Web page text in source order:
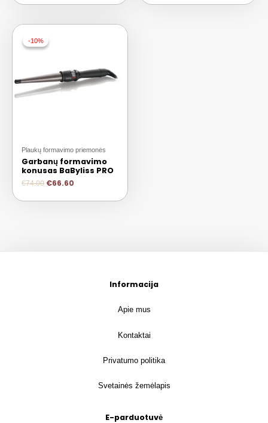
-10%
-10%
Plaukų formavimo priemonės
Garbanų formavimo
konusas BaByliss PRO
€74.00 €66.60
Informacija
Apie mus
Kontaktai
Privatumo politika
Svetainės žemėlapis
E-parduotuvė